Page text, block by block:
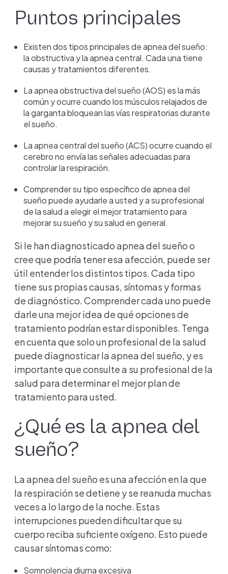
Puntos principales
Existen dos tipos principales de apnea del sueño:
la obstructiva y la apnea central. Cada una tiene
causas y tratamientos diferentes.
La apnea obstructiva del sueño (AOS) es la más
común y ocurre cuando los músculos relajados de
la garganta bloquean las vías respiratorias durante
el sueño.
La apnea central del sueño (ACS) ocurre cuando el
cerebro no envía las señales adecuadas para
controlar la respiración.
Comprender su tipo específico de apnea del
sueño puede ayudarle a usted y a su profesional
de la salud a elegir el mejor tratamiento para
mejorar su sueño y su salud en general.
Si le han diagnosticado apnea del sueño o
cree que podría tener esa afección, puede ser
útil entender los distintos tipos. Cada tipo
tiene sus propias causas, síntomas y formas
de diagnóstico. Comprender cada uno puede
darle una mejor idea de qué opciones de
tratamiento podrían estar disponibles. Tenga
en cuenta que solo un profesional de la salud
puede diagnosticar la apnea del sueño, y es
importante que consulte a su profesional de la
salud para determinar el mejor plan de
tratamiento para usted.
¿Qué es la apnea del
sueño?
La apnea del sueño es una afección en la que
la respiración se detiene y se reanuda muchas
veces a lo largo de la noche. Estas
interrupciones pueden dificultar que su
cuerpo reciba suficiente oxígeno. Esto puede
causar síntomas como:
Somnolencia diurna excesiva